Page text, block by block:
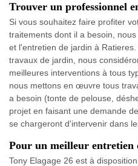
Trouver un professionnel
Si vous souhaitez faire profiter
traitements dont il a besoin,
et l'entretien de jardin à
travaux de jardin, nous
meilleures interventions à tous
nous mettons en œuvre tous
a besoin (tonte de pelouse,
projet en faisant une demande
se chargeront d'intervenir dans
Pour un meilleur entretien
Tony Elagage 26 est à